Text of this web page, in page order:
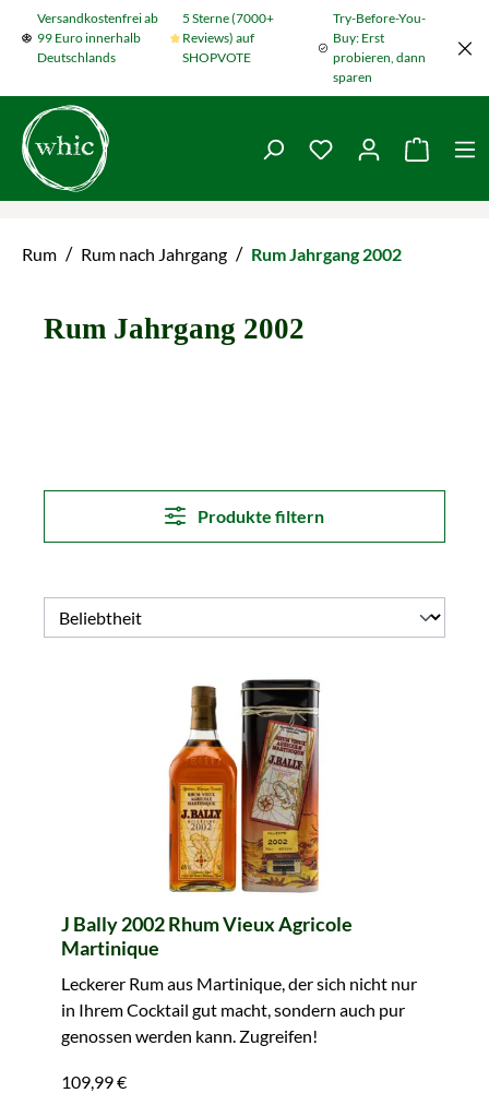
Zum Hauptinhalt springen
Versandkostenfrei ab
99 Euro innerhalb
Deutschlands
5 Sterne (7000+
Reviews) auf
SHOPVOTE
Try-Before-You-
Buy: Erst
probieren, dann
sparen
Du hast 0
Rum / Rum nach Jahrgang / Rum Jahrgang 2002
Rum Jahrgang 2002
Produkte filtern
J Bally 2002 Rhum Vieux Agricole
Martinique
Leckerer Rum aus Martinique, der sich nicht nur
in Ihrem Cocktail gut macht, sondern auch pur
genossen werden kann. Zugreifen!
109,99 €